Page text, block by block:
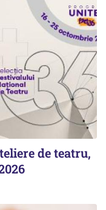
de teatru,